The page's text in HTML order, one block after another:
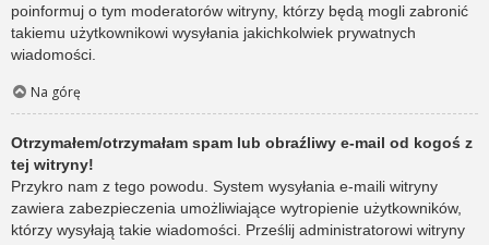
poinformuj o tym moderatorów witryny, którzy będą mogli zabronić
takiemu użytkownikowi wysyłania jakichkolwiek prywatnych
wiadomości.
Na górę
Otrzymałem/otrzymałam spam lub obraźliwy e-mail od kogoś z
tej witryny!
Przykro nam z tego powodu. System wysyłania e-maili witryny
zawiera zabezpieczenia umożliwiające wytropienie użytkowników,
którzy wysyłają takie wiadomości. Prześlij administratorowi witryny